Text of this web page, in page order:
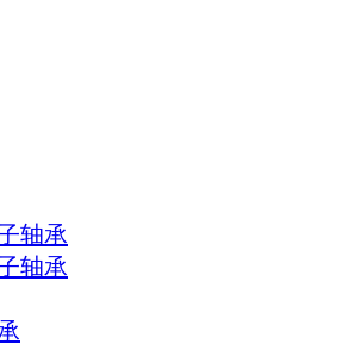
轴承
轴承